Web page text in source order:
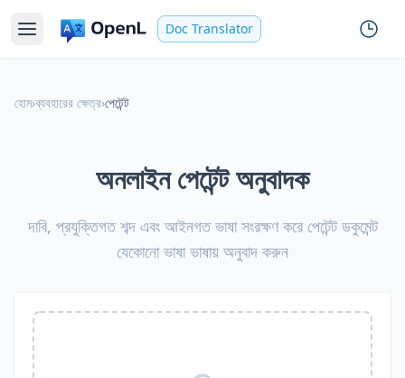
Doc Translator
হোম›ব্যবহারের ক্ষেত্র›পেটেন্ট
অনলাইন পেটেন্ট অনুবাদক
দাবি, প্রযুক্তিগত শব্দ এবং আইনগত ভাষা সংরক্ষণ করে পেটেন্ট ডকুমেন্ট
যেকোনো ভাষা ভাষায় অনুবাদ করুন